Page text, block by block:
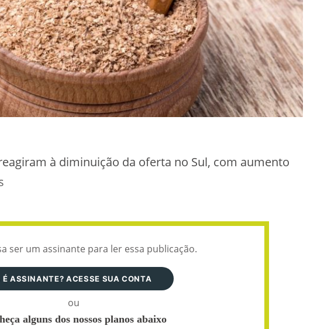
à diminuição da oferta no Sul, com aumento
ser um assinante para ler essa publicação.
É ASSINANTE? ACESSE SUA CONTA
ou
alguns dos nossos planos abaixo